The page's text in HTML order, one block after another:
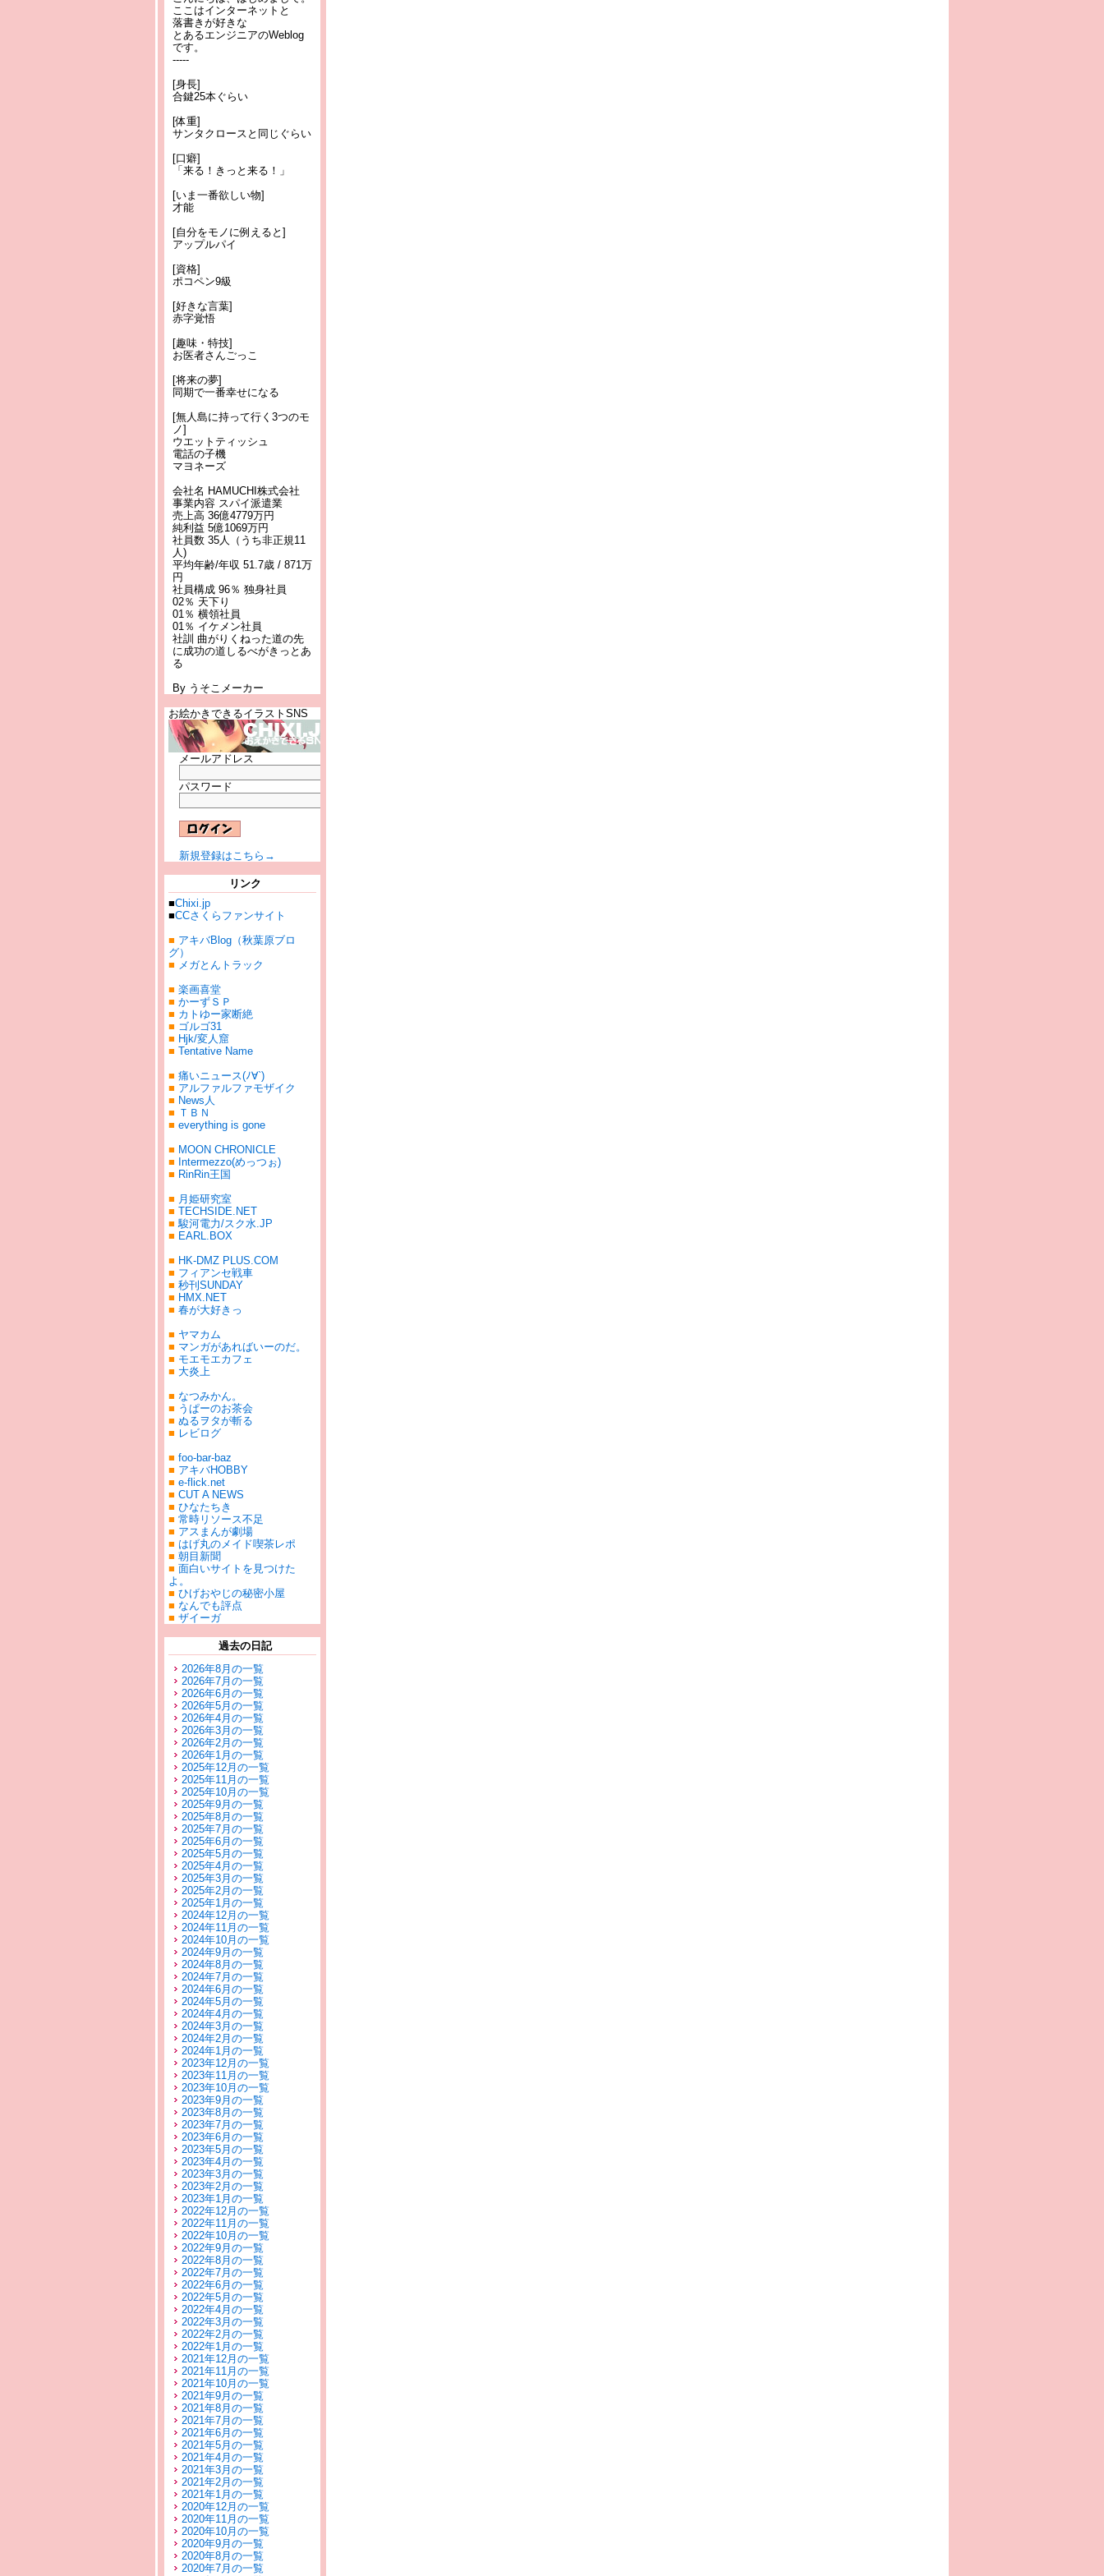
ここはインターネットと
落書きが好きな
とあるエンジニアのWeblog
です。
-----
[身長]
合鍵25本ぐらい
[体重]
サンタクロースと同じぐらい
[口癖]
「来る！きっと来る！」
[いま一番欲しい物]
才能
[自分をモノに例えると]
アップルパイ
[資格]
ポコペン9級
[好きな言葉]
赤字覚悟
[趣味・特技]
お医者さんごっこ
[将来の夢]
同期で一番幸せになる
[無人島に持って行く3つのモ
ノ]
ウエットティッシュ
電話の子機
マヨネーズ
会社名 HAMUCHI株式会社
事業内容 スパイ派遣業
売上高 36億4779万円
純利益 5億1069万円
社員数 35人（うち非正規11
人)
平均年齢/年収 51.7歳 / 871万
円
社員構成 96％ 独身社員
02％ 天下り
01％ 横領社員
01％ イケメン社員
社訓 曲がりくねった道の先
に成功の道しるべがきっとあ
る
By うそこメーカー
お絵かきできるイラストSNS
メールアドレス
パスワード
新規登録はこちら→
リンク
■Chixi.jp
■CCさくらファンサイト
■ アキバBlog（秋葉原ブロ
グ）
■ メガとんトラック
■ 楽画喜堂
■ かーずＳＰ
■ カトゆー家断絶
■ ゴルゴ31
■ Hjk/変人窟
■ Tentative Name
■ 痛いニュース(ﾉ∀`)
■ アルファルファモザイク
■ News人
■ ＴＢＮ
■ everything is gone
■ MOON CHRONICLE
■ Intermezzo(めっつぉ)
■ RinRin王国
■ 月姫研究室
■ TECHSIDE.NET
■駿河電力/スク水.JP
■ EARL.BOX
■ HK-DMZ PLUS.COM
■ フィアンセ戦車
■ 秒刊SUNDAY
■ HMX.NET
■ 春が大好きっ
■ ヤマカム
■ マンガがあればいーのだ。
■ モエモエカフェ
■ 大炎上
■ なつみかん。
■ うぱーのお茶会
■ ぬるヲタが斬る
■ レビログ
■ foo-bar-baz
■ アキバHOBBY
■ e-flick.net
■ CUT A NEWS
■ ひなたちき
■ 常時リソース不足
■ アスまんが劇場
■ はげ丸のメイド喫茶レポ
■ 朝目新聞
■ 面白いサイトを見つけた
よ。
■ ひげおやじの秘密小屋
■ なんでも評点
■ ザイーガ
過去の日記
2026年8月の一覧
2026年7月の一覧
2026年6月の一覧
2026年5月の一覧
2026年4月の一覧
2026年3月の一覧
2026年2月の一覧
2026年1月の一覧
2025年12月の一覧
2025年11月の一覧
2025年10月の一覧
2025年9月の一覧
2025年8月の一覧
2025年7月の一覧
2025年6月の一覧
2025年5月の一覧
2025年4月の一覧
2025年3月の一覧
2025年2月の一覧
2025年1月の一覧
2024年12月の一覧
2024年11月の一覧
2024年10月の一覧
2024年9月の一覧
2024年8月の一覧
2024年7月の一覧
2024年6月の一覧
2024年5月の一覧
2024年4月の一覧
2024年3月の一覧
2024年2月の一覧
2024年1月の一覧
2023年12月の一覧
2023年11月の一覧
2023年10月の一覧
2023年9月の一覧
2023年8月の一覧
2023年7月の一覧
2023年6月の一覧
2023年5月の一覧
2023年4月の一覧
2023年3月の一覧
2023年2月の一覧
2023年1月の一覧
2022年12月の一覧
2022年11月の一覧
2022年10月の一覧
2022年9月の一覧
2022年8月の一覧
2022年7月の一覧
2022年6月の一覧
2022年5月の一覧
2022年4月の一覧
2022年3月の一覧
2022年2月の一覧
2022年1月の一覧
2021年12月の一覧
2021年11月の一覧
2021年10月の一覧
2021年9月の一覧
2021年8月の一覧
2021年7月の一覧
2021年6月の一覧
2021年5月の一覧
2021年4月の一覧
2021年3月の一覧
2021年2月の一覧
2021年1月の一覧
2020年12月の一覧
2020年11月の一覧
2020年10月の一覧
2020年9月の一覧
2020年8月の一覧
2020年7月の一覧